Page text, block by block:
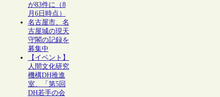
が83件に（8
月6日時点）
名古屋市、名
古屋城の現天
守閣の記録を
募集中
【イベント】
人間文化研究
機構DH推進
室、「第5回
DH若手の会